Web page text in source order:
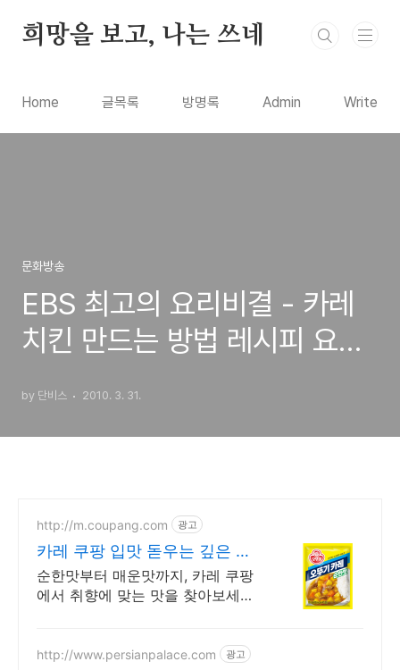
희망을 보고, 나는 쓰네
Home 글목록 방명록 Admin Write
문화방송
EBS 최고의 요리비결 - 카레
치킨 만드는 방법 레시피 요리
by 단비스 2010. 3. 31.
http://m.coupang.com 광고
카레 쿠팡 입맛 돋우는 깊은 풍
미 가득
순한맛부터 매운맛까지, 카레 쿠팡
에서 취향에 맞는 맛을 찾아보세
http://www.persianpalace.com 광고